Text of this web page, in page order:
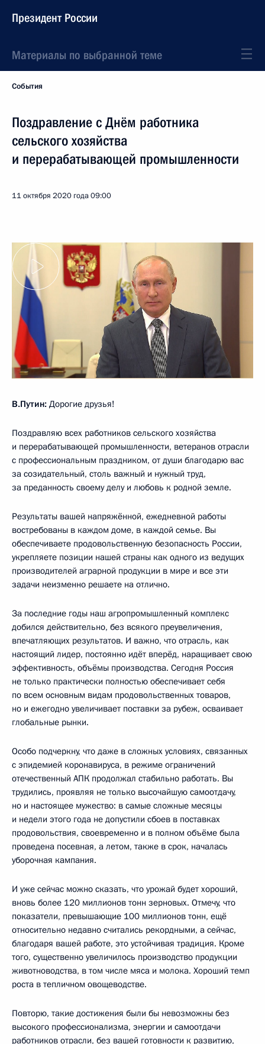
Президент России
Материалы по выбранной теме
События
Поздравление с Днём работника
сельского хозяйства
и перерабатывающей промышленности
11 октября 2020 года09:00
В.Путин: Дорогие друзья!
Поздравляю всех работников сельского хозяйства
и перерабатывающей промышленности, ветеранов отрасли
с профессиональным праздником, от души благодарю вас
за созидательный, столь важный и нужный труд,
за преданность своему делу и любовь к родной земле.
Результаты вашей напряжённой, ежедневной работы
востребованы в каждом доме, в каждой семье. Вы
обеспечиваете продовольственную безопасность России,
укрепляете позиции нашей страны как одного из ведущих
производителей аграрной продукции в мире и все эти
задачи неизменно решаете на отлично.
За последние годы наш агропромышленный комплекс
добился действительно, без всякого преувеличения,
впечатляющих результатов. И важно, что отрасль, как
настоящий лидер, постоянно идёт вперёд, наращивает свою
эффективность, объёмы производства. Сегодня Россия
не только практически полностью обеспечивает себя
по всем основным видам продовольственных товаров,
но и ежегодно увеличивает поставки за рубеж, осваивает
глобальные рынки.
Особо подчеркну, что даже в сложных условиях, связанных
с эпидемией коронавируса, в режиме ограничений
отечественный АПК продолжал стабильно работать. Вы
трудились, проявляя не только высочайшую самоотдачу,
но и настоящее мужество: в самые сложные месяцы
и недели этого года не допустили сбоев в поставках
продовольствия, своевременно и в полном объёме была
проведена посевная, а летом, также в срок, началась
уборочная кампания.
И уже сейчас можно сказать, что урожай будет хороший,
вновь более 120 миллионов тонн зерновых. Отмечу, что
показатели, превышающие 100 миллионов тонн, ещё
относительно недавно считались рекордными, а сейчас,
благодаря вашей работе, это устойчивая традиция. Кроме
того, существенно увеличилось производство продукции
животноводства, в том числе мяса и молока. Хороший темп
роста в тепличном овощеводстве.
Повторю, такие достижения были бы невозможны без
высокого профессионализма, энергии и самоотдачи
работников отрасли, без вашей готовности к развитию,